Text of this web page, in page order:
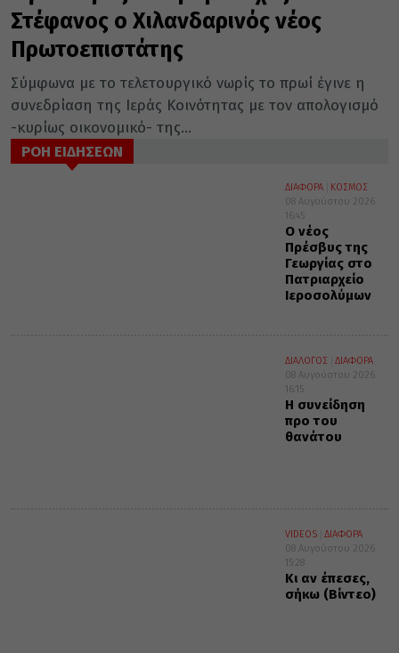
Στέφανος ο Χιλανδαρινός νέος
Πρωτοεπιστάτης
Σύμφωνα με το τελετουργικό νωρίς το πρωί έγινε η
συνεδρίαση της Ιεράς Κοινότητας με τον απολογισμό
-κυρίως οικονομικό- της...
ΡΟΗ ΕΙΔΗΣΕΩΝ
ΔΙΑΦΟΡΑ
ΚΟΣΜΟΣ
08 Αυγούστου 2026
16:45
Ο νέος
Πρέσβυς της
Γεωργίας στο
Πατριαρχείο
Ιεροσολύμων
ΔΙΑΛΟΓΟΣ
ΔΙΑΦΟΡΑ
08 Αυγούστου 2026
16:15
Η συνείδηση
προ του
θανάτου
VIDEOS
ΔΙΑΦΟΡΑ
08 Αυγούστου 2026
15:28
Κι αν έπεσες,
σήκω (Βίντεο)